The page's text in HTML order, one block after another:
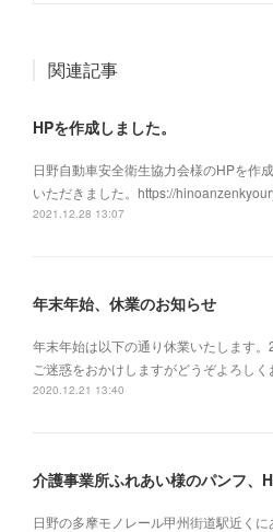
関連記事
HPを作成しました。
日野自動車安全衛生協力会様のHPを作
いただきました。https://
2021.12.28 13:07
年末年始、休業のお知らせ
年末年始は以下の通り休業いたします。
ご迷惑をおかけしますがどうぞよろし
2020.12.21 13:40
日野の多摩モノレール甲州街道駅近くに